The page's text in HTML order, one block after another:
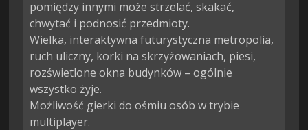
pomiędzy innymi może strzelać, skakać,
chwytać i podnosić przedmioty.
Wielka, interaktywna futurystyczna metropolia,
ruch uliczny, korki na skrzyżowaniach, piesi,
rozświetlone okna budynków – ogólnie
wszystko żyje.
Możliwość gierki do ośmiu osób w trybie
multiplayer.